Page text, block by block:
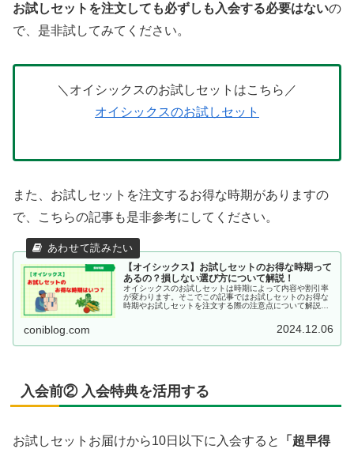
お試しセットを注文しても必ずしも入会する必要はないの
で、是非試してみてください。
＼オイシックスのお試しセットはこちら／
オイシックスのお試しセット
また、お試しセットを注文するお得な時期がありますの
で、こちらの記事も是非参考にしてください。
【オイシックス】お試しセットのお得な時期って
あるの？損しない選び方について解説！
オイシックスのお試しセットは時期によって内容や割引率
が変わります。そこでこの記事ではお試しセットのお得な
時期やお試しセットを注文する際の注意点について解説し
coniblog.com 2024.12.06
入会前② 入会特典を活用する
お試しセットお届けから10日以下に入会すると
「超早得